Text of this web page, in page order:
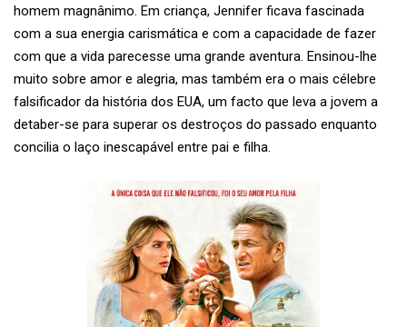
homem magnânimo. Em criança, Jennifer ficava fascinada
com a sua energia carismática e com a capacidade de fazer
com que a vida parecesse uma grande aventura. Ensinou-lhe
muito sobre amor e alegria, mas também era o mais célebre
falsificador da história dos EUA, um facto que leva a jovem a
detaber-se para superar os destroços do passado enquanto
concilia o laço inescapável entre pai e filha.